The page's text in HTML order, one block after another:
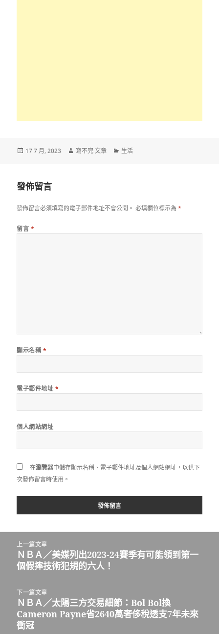
發
17 7 月, 2023
作
寫不完 文章
分
生活
發佈留言
發佈留言必須填寫的電子郵件地址不會公開。 必填欄位標示為*
留言 *
顯示名稱 *
電子郵件地址 *
個人網站網址
在瀏覽器中儲存顯示名稱、電子郵件地址及個人網站網址，以供下
次發佈留言時使用。
上一篇文章
上
一
文
章:
ＮＢＡ／美媒列出2023-24賽季有可能領到第一
個假摔技術犯規的六人！
下一篇文章
下
一
篇
ＮＢＡ／太陽三方交易細節：Bol Bol換
Cameron Payne省2640萬奢侈稅透支7年未來
衝冠